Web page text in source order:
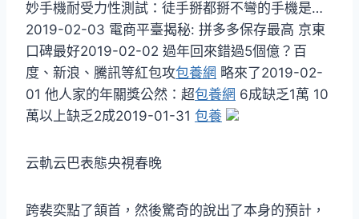
妙手機耐受力性測試：徒手掰都掰不彎的手機是…
2019-02-03 電商平臺揭秘: 拼多多保存最高 京東
口碑最好2019-02-02 過年回來錯過5個億？百
度、新浪、騰訊等紅包攻包養網 略來了2019-02-
01 他人家的年關獎公然：超包養網 6成缺乏1萬 10
萬以上缺乏2成2019-01-31 包養
云軌云巴表態央視春晚
跨裴奕點了頷首，然後驚奇的說出了本身的預計，